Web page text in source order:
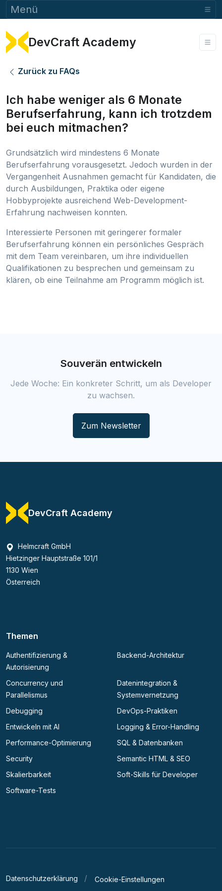
Menü
DevCraft Academy
Zurück zu FAQs
Ich habe weniger als 6 Monate
Berufserfahrung, kann ich trotzdem
bei euch mitmachen?
Grundsätzlich wird mindestens 6 Monate
Berufserfahrung vorausgesetzt. Jedoch wurden in der
Vergangenheit Ausnahmen gemacht für Kandidaten, die
durch Ausbildungen, Praktika oder eigene
Hobbyprojekte ausreichend Web-Development-
Erfahrung nachweisen konnten.
Interessierte Personen mit geringerer formaler
Berufserfahrung können ein persönliches Gespräch
mit dem Team vereinbaren, um ihre individuellen
Qualifikationen zu besprechen und gemeinsam zu
klären, ob eine Teilnahme am Programm möglich ist.
Souverän entwickeln
Jede Woche: Ein konkreter Schritt, um als Developer
zu wachsen.
Zum Newsletter
DevCraft Academy
Helmcraft GmbH
Hietzinger Hauptstraße 101/1
1130 Wien
Österreich
Themen
Authentifizierung &
Autorisierung
Backend-Architektur
Concurrency und
Parallelismus
Datenintegration &
Systemvernetzung
Debugging
DevOps-Praktiken
Entwickeln mit AI
Logging & Error-Handling
Performance-Optimierung
SQL & Datenbanken
Security
Semantic HTML & SEO
Skalierbarkeit
Soft-Skills für Developer
Software-Tests
Datenschutzerklärung Cookie-Einstellungen